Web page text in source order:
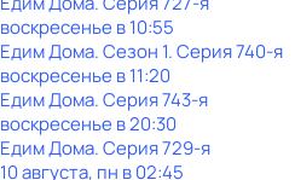
воскресенье в10:55
Едим Дома. Сезон 1. Серия 740-я
воскресенье в11:20
Едим Дома. Серия 743-я
воскресенье в20:30
Едим Дома. Серия 729-я
10 августа, пн в 02:45